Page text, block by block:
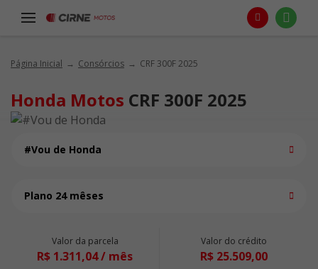
Página Inicial Consórcios CRF 300F 2025
Honda Motos CRF 300F 2025
#Vou de Honda
Plano 24 mêses
Valor da parcela
R$ 1.311,04 / mês
Valor do crédito
R$ 25.509,00